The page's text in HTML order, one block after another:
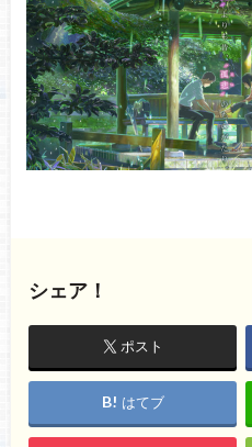
シェア！
ポスト
はてブ